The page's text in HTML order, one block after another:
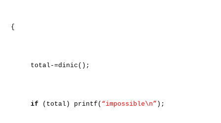
{
total-=dinic();
if (total) printf( “impossible\n” );